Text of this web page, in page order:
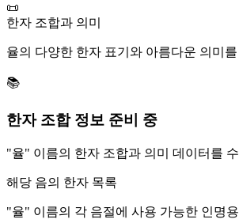
📜
한자 조합과 의미
율의 다양한 한자 표기와 아름다운 의미
📚
한자 조합 정보 준비 중
"율" 이름의 한자 조합과 의미 데이터를
해당 음의 한자 목록
"율" 이름의 각 음절에 사용 가능한 인명